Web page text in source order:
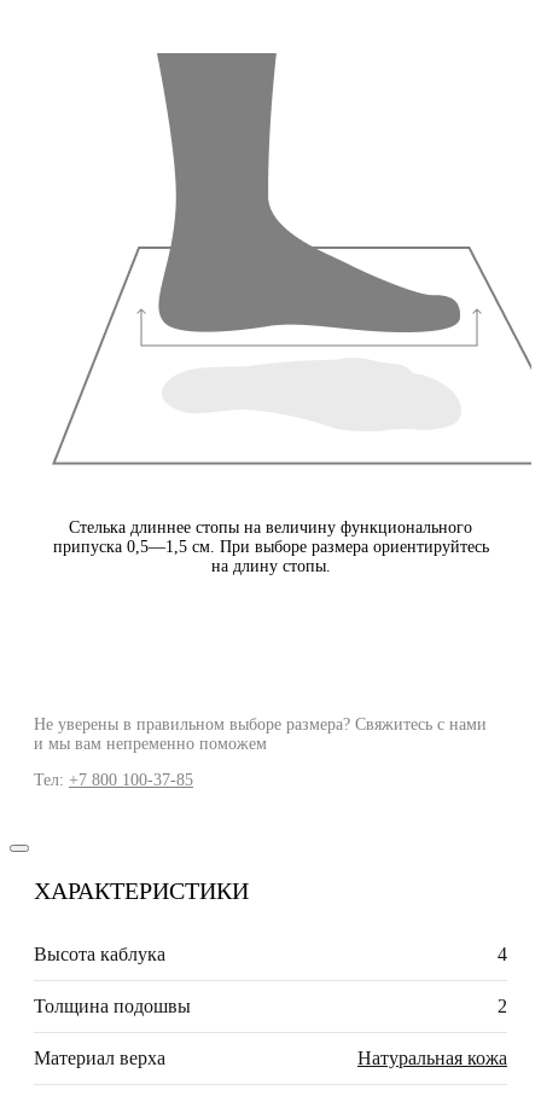
Стелька длиннее стопы на величину функционального
припуска 0,5—1,5 см. При выборе размера ориентируйтесь
на длину стопы.
Не уверены в правильном выборе размера? Свяжитесь с нами
и мы вам непременно поможем
Тел: +7 800 100-37-85
ХАРАКТЕРИСТИКИ
Высота каблука 4
Толщина подошвы 2
Материал верха Натуральная кожа